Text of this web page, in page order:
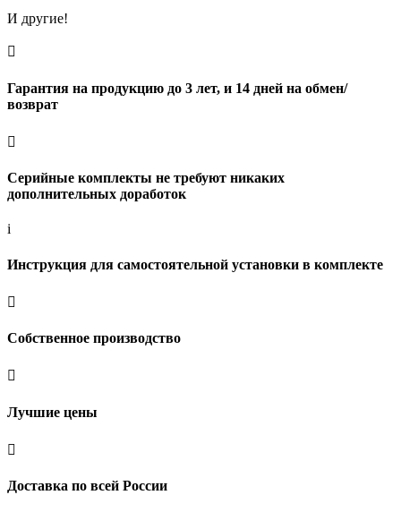
И другие!

Гарантия на продукцию до 3 лет, и 14 дней на обмен/
возврат

Серийные комплекты не требуют никаких
дополнительных доработок
i
Инструкция для самостоятельной установки в комплекте

Собственное производство

Лучшие цены

Доставка по всей России